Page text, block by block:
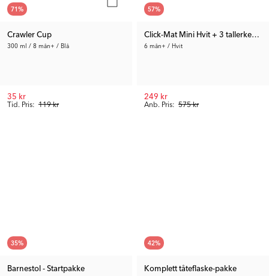
71%
Crawler Cup
300 ml / 8 mån+ / Blå
Tid. Pris: 119 kr
35 kr
57%
Click-Mat Mini Hvit + 3 tallerkener
6 mån+ / Hvit
Anb. Pris: 575 kr
249 kr
35%
Barnestol - Startpakke
42%
Komplett tåteflaske-pakke